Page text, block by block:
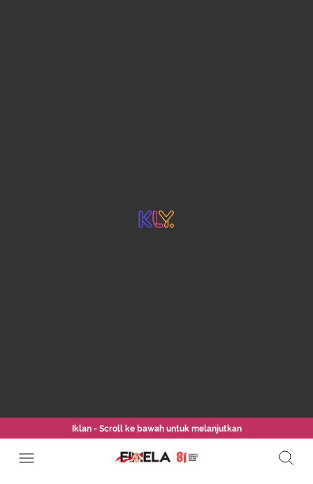
Iklan - Scroll ke bawah untuk melanjutkan